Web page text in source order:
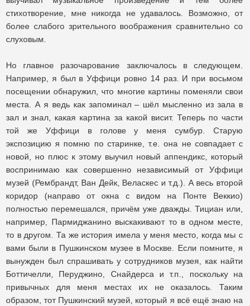
стихотворение, мне никогда не удавалось. Возможно, от
более слабого зрительного воображения сравнительно со
слуховым.
Но главное разочарование заключалось в следующем.
Например, я был в Уффици ровно 14 раз. И при восьмом
посещении обнаружил, что многие картины поменяли свои
места. А я ведь как запоминал – шёл мысленно из зала в
зал и знал, какая картина за какой висит. Теперь по части
той же Уффици в голове у меня сумбур. Старую
экспозицию я помню по старинке, т.е. она не совпадает с
новой, но плюс к этому выучил новый аппендикс, который
воспринимаю как совершенно независимый от Уффици
музей (Рембрандт, Ван Дейк, Веласкес и т.д.). А весь второй
коридор (направо от окна с видом на Понте Веккио)
полностью перемешался, причём уже дважды. Тициан или,
например, Пармиджанино выскакивают то в одном месте,
то в другом. Та же история имела у меня место, когда мы с
вами были в Пушкинском музее в Москве. Если помните, я
вынужден был спрашивать у сотрудников музея, как найти
Боттичелли, Перуджино, Снайдерса и т.п., поскольку на
привычных для меня местах их не оказалось. Таким
образом, тот Пушкинский музей, который я всё ещё знаю на